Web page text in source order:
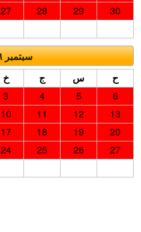
27 28 29
30
سبتمبر ٢٠٢٦
خ ج س
ح
3 4 5
6
10 11 12
13
17 18 19
20
24 25 26
27